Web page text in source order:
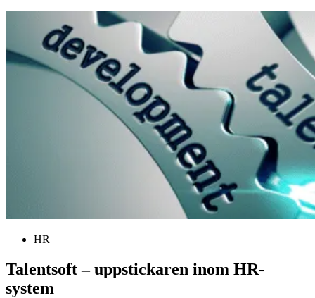
HR
Talentsoft – uppstickaren inom HR-
system